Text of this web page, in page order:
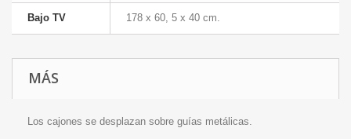
Bajo TV 178 x 60, 5 x 40 cm.
MÁS
Los cajones se desplazan sobre guías metálicas.